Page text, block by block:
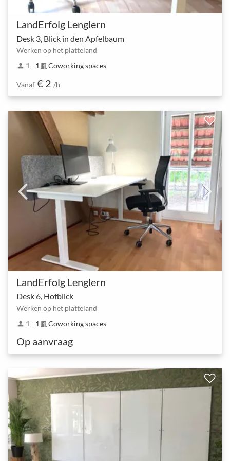
LandErfolg Lenglern
Desk 3, Blick in den Apfelbaum
Werken op het platteland
person 1 - 1 meeting_room Coworking spaces
Vanaf € 2 /h
LandErfolg Lenglern
Desk 6, Hofblick
Werken op het platteland
person 1 - 1 meeting_room Coworking spaces
Op aanvraag